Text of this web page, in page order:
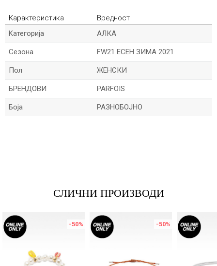
Карактеристика
Вредност
Kатегорија
АЛКА
Сезона FW21 ЕСЕН ЗИМА 2021
Пол ЖЕНСКИ
БРЕНДОВИ PARFOIS
Боја РАЗНОБОЈНО
Порака
СЛИЧНИ ПРОИЗВОДИ
-50% -50%